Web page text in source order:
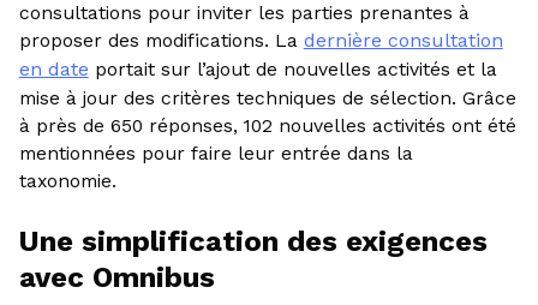
consultations pour inviter les parties prenantes à
proposer des modifications. La dernière consultation
en date portait sur l’ajout de nouvelles activités et la
mise à jour des critères techniques de sélection. Grâce
à près de 650 réponses, 102 nouvelles activités ont été
mentionnées pour faire leur entrée dans la
taxonomie.
Une simplification des exigences
avec Omnibus